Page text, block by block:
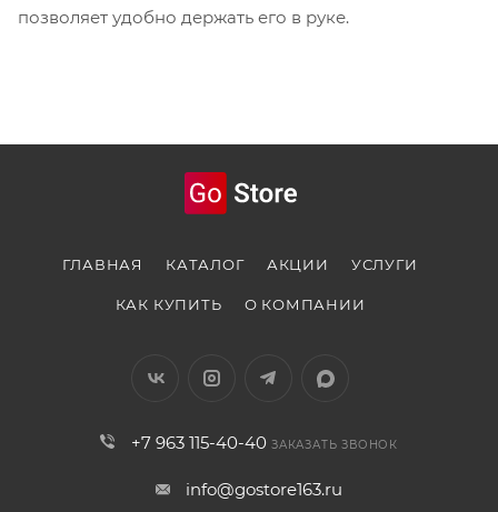
позволяет удобно держать его в руке.
ГЛАВНАЯ КАТАЛОГ АКЦИИ УСЛУГИ
КАК КУПИТЬ О КОМПАНИИ
+7 963 115-40-40 ЗАКАЗАТЬ ЗВОНОК
info@gostore163.ru